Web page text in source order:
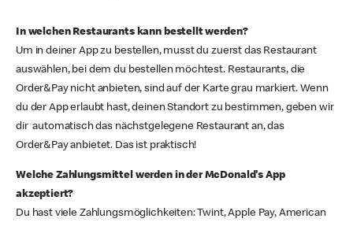
In welchen Restaurants kann bestellt werden?
Um in deiner App zu bestellen, musst du zuerst das Restaurant
auswählen, bei dem du bestellen möchtest. Restaurants, die
Order&Pay nicht anbieten, sind auf der Karte grau markiert. Wenn
du der App erlaubt hast, deinen Standort zu bestimmen, geben wir
dir automatisch das nächstgelegene Restaurant an, das
Order&Pay anbietet. Das ist praktisch!
Welche Zahlungsmittel werden in der McDonald's App
akzeptiert?
Du hast viele Zahlungsmöglichkeiten: Twint, Apple Pay, American